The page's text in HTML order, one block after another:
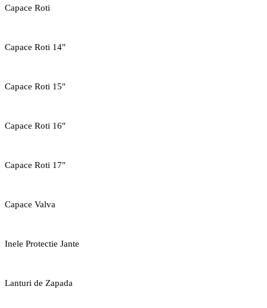
Capace Roti
Capace Roti 14"
Capace Roti 15"
Capace Roti 16"
Capace Roti 17"
Capace Valva
Inele Protectie Jante
Lanturi de Zapada